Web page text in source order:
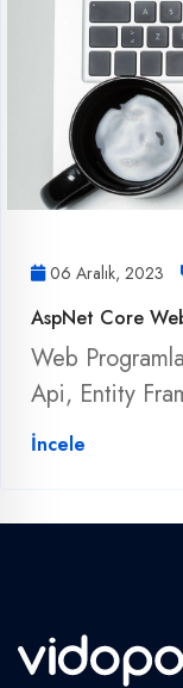
06 Aralık, 2023
AspNet Core
Web
Api, Entity
İncele